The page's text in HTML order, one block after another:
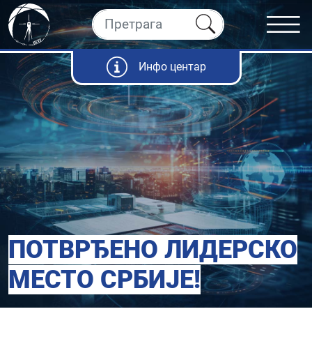
Инфо центар
ПОТВРЂЕНО ЛИДЕРСКО
МЕСТО СРБИЈЕ!